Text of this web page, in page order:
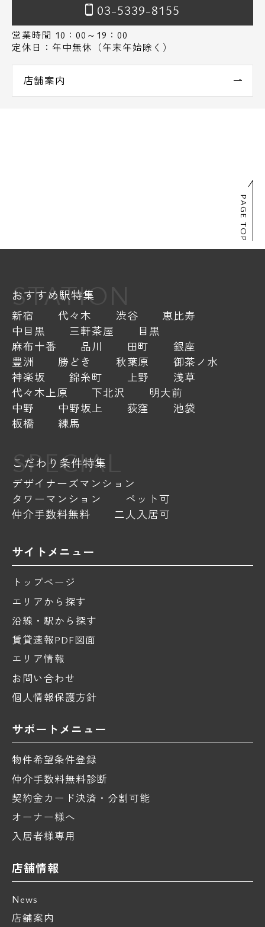
03-5339-8155
営業時間 10：00～19：00
定休日：年中無休（年末年始除く）
店舗案内
PAGE TOP
STATION
おすすめ駅特集
新宿 代々木 渋谷
恵比寿
中目黒
三軒茶屋
目黒
麻布十番
品川 田町
銀座
豊洲
勝どき 秋葉原
御茶ノ水
神楽坂
錦糸町 上野
浅草
代々木上原
下北沢
明大前
中野
中野坂上 荻窪
池袋
板橋
練馬
SPECIAL
こだわり条件特集
デザイナーズマンション
タワーマンション
ペット可
仲介手数料無料
二人入居可
サイトメニュー
トップページ
エリアから探す
沿線・駅から探す
賃貸速報PDF図面
エリア情報
お問い合わせ
個人情報保護方針
サポートメニュー
物件希望条件登録
仲介手数料無料診断
契約金カード決済・分割可能
オーナー様へ
入居者様専用
店舗情報
News
店舗案内